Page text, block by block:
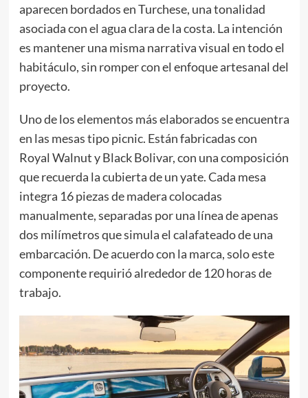
aparecen bordados en Turchese, una tonalidad
asociada con el agua clara de la costa. La intención
es mantener una misma narrativa visual en todo el
habitáculo, sin romper con el enfoque artesanal del
proyecto.
Uno de los elementos más elaborados se encuentra
en las mesas tipo picnic. Están fabricadas con
Royal Walnut y Black Bolivar, con una composición
que recuerda la cubierta de un yate. Cada mesa
integra 16 piezas de madera colocadas
manualmente, separadas por una línea de apenas
dos milímetros que simula el calafateado de una
embarcación. De acuerdo con la marca, solo este
componente requirió alrededor de 120 horas de
trabajo.